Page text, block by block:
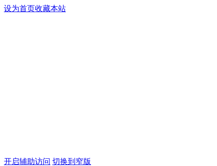
设为首页收藏本站
开启辅助访问 切换到窄版